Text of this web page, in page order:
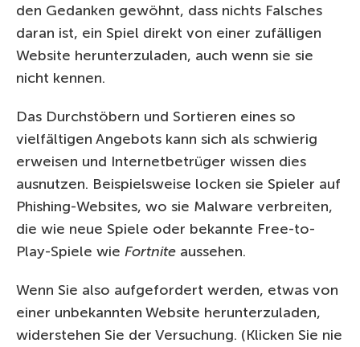
den Gedanken gewöhnt, dass nichts Falsches
daran ist, ein Spiel direkt von einer zufälligen
Website herunterzuladen, auch wenn sie sie
nicht kennen.
Das Durchstöbern und Sortieren eines so
vielfältigen Angebots kann sich als schwierig
erweisen und Internetbetrüger wissen dies
ausnutzen. Beispielsweise locken sie Spieler auf
Phishing-Websites, wo sie Malware verbreiten,
die wie neue Spiele oder bekannte Free-to-
Play-Spiele wie Fortnite aussehen.
Wenn Sie also aufgefordert werden, etwas von
einer unbekannten Website herunterzuladen,
widerstehen Sie der Versuchung. (Klicken Sie nie